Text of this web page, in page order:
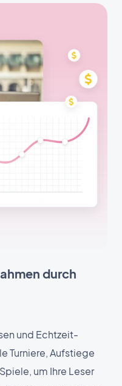
durch
und Echtzeit-
Turniere, Aufstiege
um Ihre Leser